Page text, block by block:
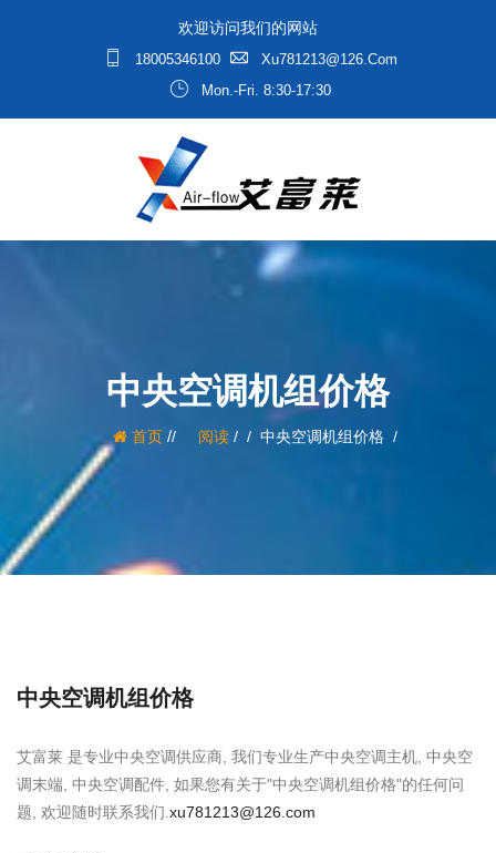
欢迎访问我们的网站
18005346100
Xu781213@126.com
Mon.-Fri. 8:30-17:30
中央空调机组价格
首页/ 阅读/ 中央空调机组价格
中央空调机组价格
艾富莱 是专业中央空调供应商, 我们专业生产中央空调主机, 中央空
调末端, 中央空调配件, 如果您有关于"中央空调机组价格"的任何问
题, 欢迎随时联系我们. xu781213@126.com